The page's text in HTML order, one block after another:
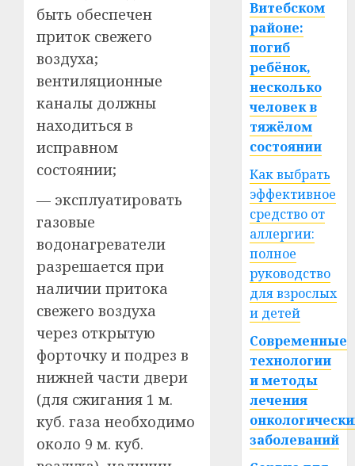
быть обеспечен
приток свежего
воздуха;
вентиляционные
каналы должны
находиться в
исправном
состоянии;
— эксплуатировать
газовые
водонагреватели
разрешается при
наличии притока
свежего воздуха
через открытую
форточку и подрез в
нижней части двери
(для сжигания 1 м.
куб. газа необходимо
около 9 м. куб.
Витебском
районе:
погиб
ребёнок,
несколько
человек в
тяжёлом
состоянии
Как выбрать
эффективное
средство от
аллергии:
полное
руководство
для взрослых
и детей
Современные
технологии
и методы
лечения
заболеваний